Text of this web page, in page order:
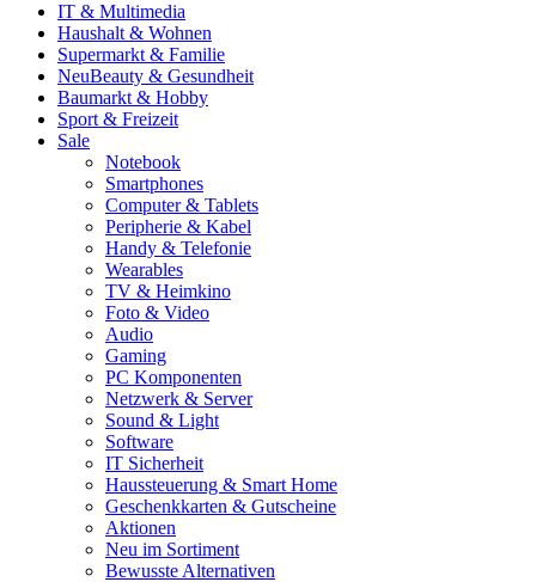
IT & Multimedia
Haushalt & Wohnen
Supermarkt & Familie
NeuBeauty & Gesundheit
Baumarkt & Hobby
Sport & Freizeit
Sale
Notebook
Smartphones
Computer & Tablets
Peripherie & Kabel
Handy & Telefonie
Wearables
TV & Heimkino
Foto & Video
Audio
Gaming
PC Komponenten
Netzwerk & Server
Sound & Light
Software
IT Sicherheit
Haussteuerung & Smart Home
Geschenkkarten & Gutscheine
Aktionen
Neu im Sortiment
Bewusste Alternativen